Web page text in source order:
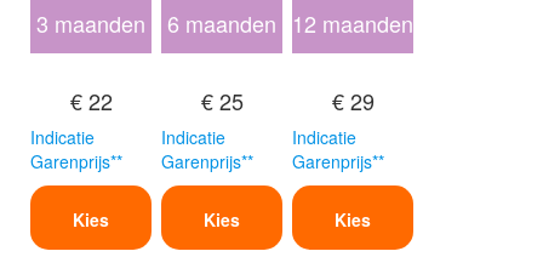
3 maanden
€ 22
Indicatie
Garenprijs**
Kies
6 maanden
€ 25
Indicatie
Garenprijs**
Kies
12 maanden
€ 29
Indicatie
Garenprijs**
Kies